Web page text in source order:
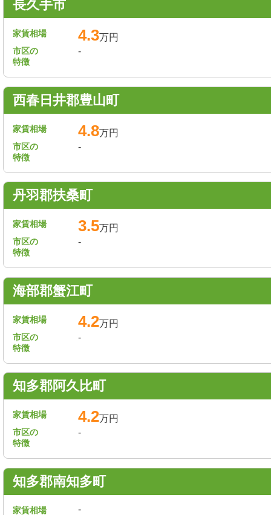
長久手市
家賃相場 4.3万円
市区の
特徴
-
西春日井郡豊山町
家賃相場 4.8万円
市区の
特徴
-
丹羽郡扶桑町
家賃相場 3.5万円
市区の
特徴
-
海部郡蟹江町
家賃相場 4.2万円
市区の
特徴
-
知多郡阿久比町
家賃相場 4.2万円
市区の
特徴
-
知多郡南知多町
家賃相場 -